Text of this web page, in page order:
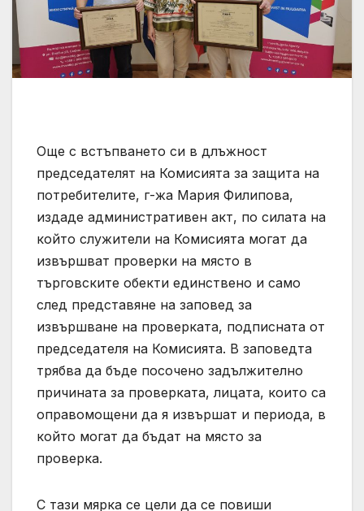
Още с встъпването си в длъжност
председателят на Комисията за защита на
потребителите, г-жа Мария Филипова,
издаде административен акт, по силата на
който служители на Комисията могат да
извършват проверки на място в
търговските обекти единствено и само
след представяне на заповед за
извършване на проверката, подписната от
председателя на Комисията. В заповедта
трябва да бъде посочено задължително
причината за проверката, лицата, които са
оправомощени да я извършат и периода, в
който могат да бъдат на място за
проверка.
С тази мярка се цели да се повиши